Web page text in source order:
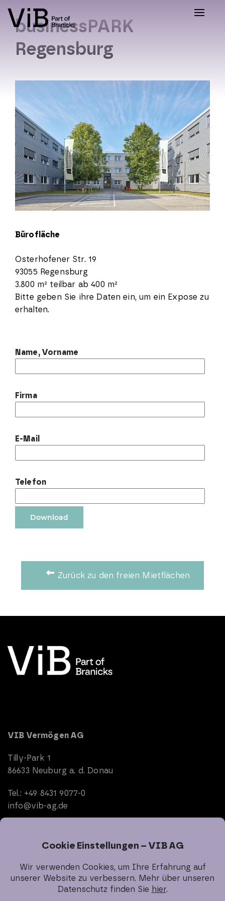
businessPARK
Regensburg
Bürofläche
Osterhofener Str. 19
93055 Regensburg
3.800 m² teilbar ab 400 m²
Bitte geben Sie ihre Daten ein, um ein Expose zu
erhalten.
Name, Vorname
Firma
E-Mail
Telefon
Zurück zu den freien Mietflächen
VIB Vermögen AG
Tilly-Park 1
86633 Neuburg a. d. Donau
Tel.: +49 8431 9077-0
info@vib-ag.de
Unternehmen
Investor Relations
Nachhaltigkeit
Karriere